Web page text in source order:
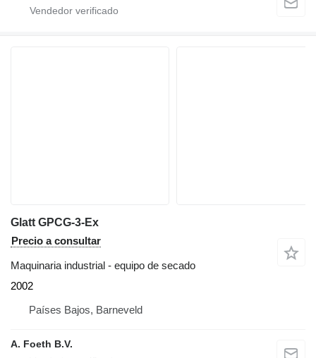
Glatt GPCG-3-Ex
Precio a consultar
Maquinaria industrial - equipo de secado
2002
Países Bajos, Barneveld
A. Foeth B.V.